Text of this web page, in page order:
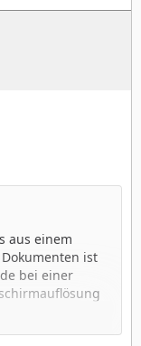
aus einem
ist
bei einer